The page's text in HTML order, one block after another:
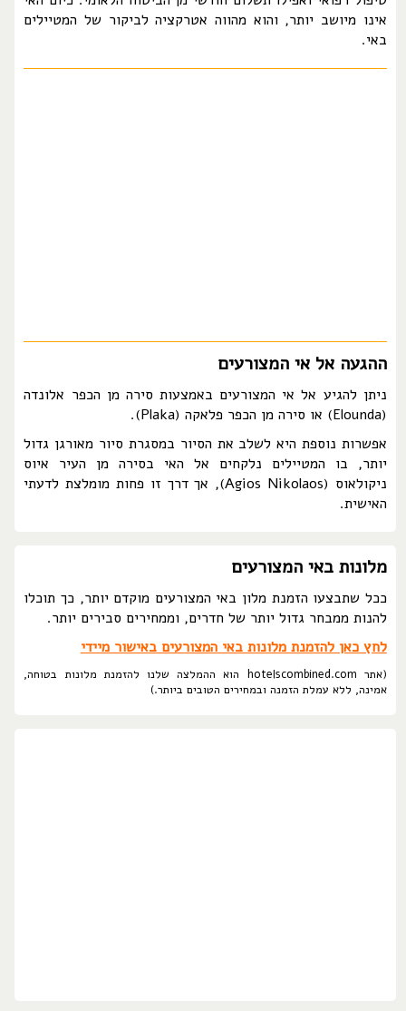
אינו מיושב יותר, והוא מהווה אטרקציה לביקור של המטיילים
באי.
ההגעה אל אי המצורעים
ניתן להגיע אל אי המצורעים באמצעות סירה מן הכפר אלונדה
(Elounda) או סירה מן הכפר פלאקה (Plaka).
אפשרות נוספת היא לשלב את הסיור במסגרת סיור מאורגן גדול
יותר, בו המטיילים נלקחים אל האי בסירה מן העיר איוס
ניקולאוס (Agios Nikolaos), אך דרך זו פחות מומלצת לדעתי
האישית.
מלונות באי המצורעים
ככל שתבצעו הזמנת מלון באי המצורעים מוקדם יותר, כך תוכלו
להנות ממבחר גדול יותר של חדרים, וממחירים סבירים יותר.
לחץ כאן להזמנת מלונות באי המצורעים באישור מיידי
(אתר hotelscombined.com הוא ההמלצה שלנו להזמנת מלונות בטוחה,
אמינה, ללא עמלת הזמנה ובמחירים הטובים ביותר.)